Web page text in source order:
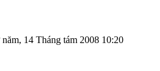
14 Tháng tám 2008 10:20